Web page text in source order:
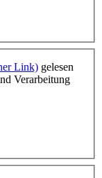
Link) gelesen
Verarbeitung